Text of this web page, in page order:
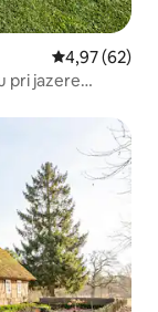
Priemerné
4,97 (62)
pri jazere